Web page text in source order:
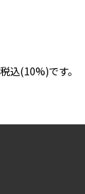
込(10%)です。